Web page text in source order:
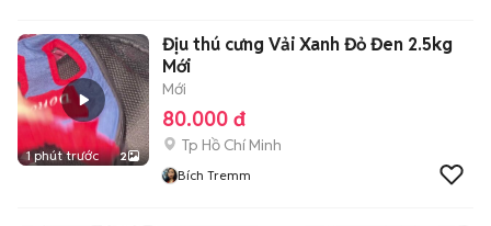
1 phút trước 2
Địu thú cưng Vải Xanh Đỏ Đen 2.5kg
Mới
Mới
80.000 đ
Tp Hồ Chí Minh
Bích Tremm